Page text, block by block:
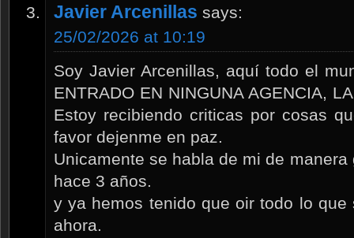
Javier Arcenillas says:
25/02/2026 at 10:19
Soy Javier Arcenillas, aquí todo el
ENTRADO EN NINGUNA AGENCIA,
Estoy recibiendo criticas por cosas
favor dejenme en paz.
Unicamente se habla de mi de
hace 3 años.
y ya hemos tenido que oir todo lo
ahora.